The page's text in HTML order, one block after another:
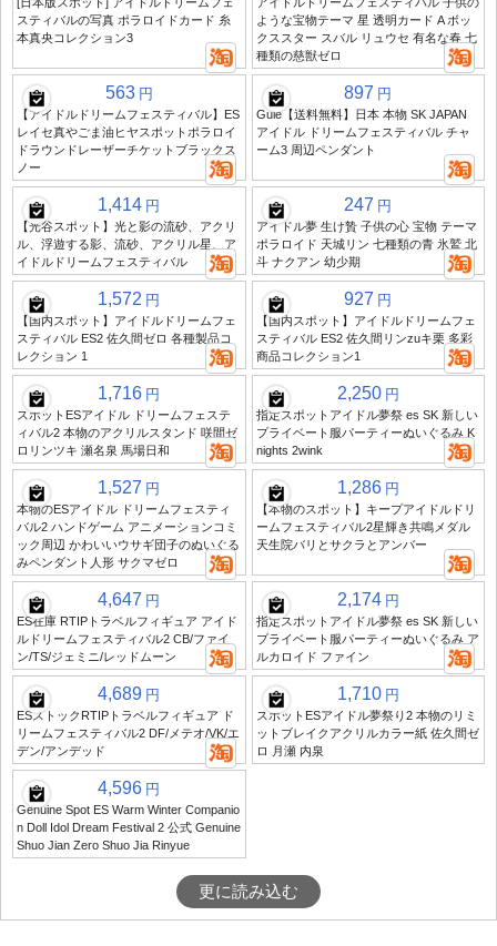
スティバルの写真 ポラロイドカード 糸
本真央コレクション3
ような宝物テーマ 星 透明カード A ボッ
クススター スバル リュウセ 有名な春 七
種類の慈獣ゼロ
563 円
【アイドルドリームフェスティバル】ES
レイセ真やごま油ヒヤスポットポラロイ
ドラウンドレーザーチケットブラックス
ノー
897 円
Gule【送料無料】日本 本物 SK JAPAN
アイドル ドリームフェスティバル チャ
ーム3 周辺ペンダント
1,414 円
【光谷スポット】光と影の流砂、アクリ
ル、浮遊する影、流砂、アクリル星、ア
イドルドリームフェスティバル
247 円
アイドル夢 生け贄 子供の心 宝物 テーマ
ポラロイド 天城リン 七種類の青 氷鷲 北
斗 ナクアン 幼少期
1,572 円
【国内スポット】アイドルドリームフェ
スティバル ES2 佐久間ゼロ 各種製品コ
レクション 1
927 円
【国内スポット】アイドルドリームフェ
スティバル ES2 佐久間リンzuキ栗 多彩
商品コレクション1
1,716 円
スポットESアイドル ドリームフェステ
ィバル2 本物のアクリルスタンド 咲間ゼ
ロリンツキ 瀬名泉 馬場日和
2,250 円
指定スポットアイドル夢祭 es SK 新しい
プライベート服パーティーぬいぐるみ K
nights 2wink
1,527 円
本物のESアイドル ドリームフェスティ
バル2 ハンドゲーム アニメーションコミ
ック周辺 かわいいウサギ団子のぬいぐる
みペンダント人形 サクマゼロ
1,286 円
【本物のスポット】キープアイドルドリ
ームフェスティバル2星輝き共鳴メダル
天生院バリとサクラとアンバー
4,647 円
ES在庫 RTIPトラベルフィギュア アイド
ルドリームフェスティバル2 CB/ファイ
ン/TS/ジェミニ/レッドムーン
2,174 円
指定スポットアイドル夢祭 es SK 新しい
プライベート服パーティーぬいぐるみ ア
ルカロイド ファイン
4,689 円
ESストックRTIPトラベルフィギュア ド
リームフェスティバル2 DF/メテオ/VK/エ
デン/アンデッド
1,710 円
スポットESアイドル夢祭り2 本物のリミ
ットブレイクアクリルカラー紙 佐久間ゼ
ロ 月瀬 内泉
4,596 円
Genuine Spot ES Warm Winter Companio
n Doll Idol Dream Festival 2 公式 Genuine
Shuo Jian Zero Shuo Jia Rinyue
更に読み込む